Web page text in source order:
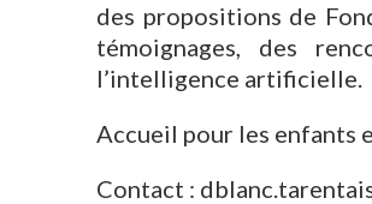
des propositions de
témoignages, des
l’intelligence artificielle.
Accueil pour les enfants
Contact :